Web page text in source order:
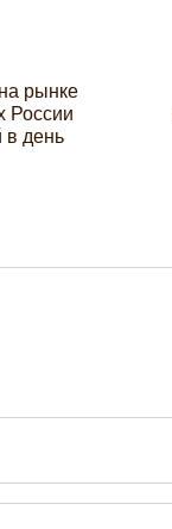
рынке
России
в день